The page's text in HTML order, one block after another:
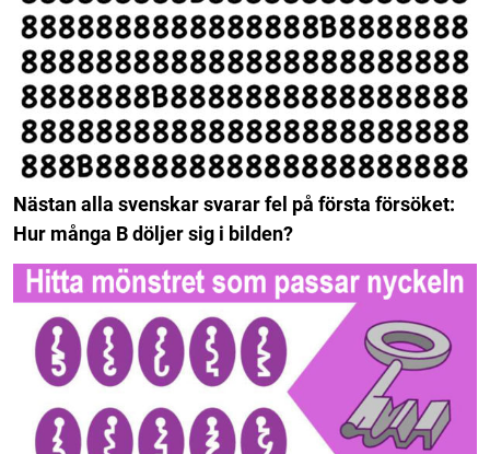
Nästan alla svenskar svarar fel på första försöket:
Hur många B döljer sig i bilden?